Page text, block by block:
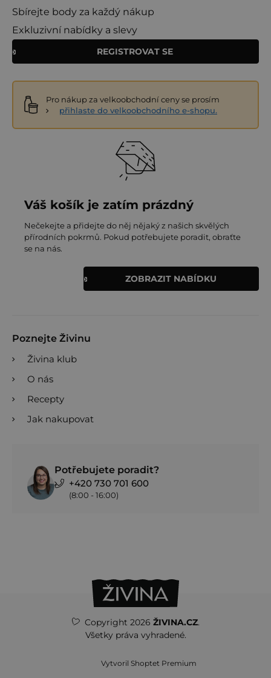
Sbírejte body za každý nákup
Exkluzivní nabídky a slevy
REGISTROVAT SE
Pro nákup za velkoobchodní ceny se prosím
přihlaste do velkoobchodního e-shopu.
Váš košík je zatím prázdný
Nečekejte a přidejte do něj nějaký z našich skvělých
přírodních pokrmů. Pokud potřebujete poradit, obraťte
se na nás.
ZOBRAZIT NABÍDKU
Poznejte Živinu
Živina klub
O nás
Recepty
Jak nakupovat
Potřebujete poradit?
+420 730 701 600
(8:00 - 16:00)
Vytvoril Shoptet Premium
Copyright 2026 ŽIVINA.CZ.
Všetky práva vyhradené.